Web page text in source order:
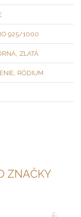
925/1000
ZLATÁ
RÓDIUM
ZNAČKY